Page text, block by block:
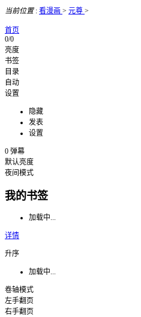
当前位置: 看漫画 > 元尊 >
首页
0/0
亮度
书签
目录
自动
设置
隐藏
发表
设置
0 弹幕
默认亮度
夜间模式
我的书签
加载中...
详情
升序
加载中...
卷轴模式
左手翻页
右手翻页